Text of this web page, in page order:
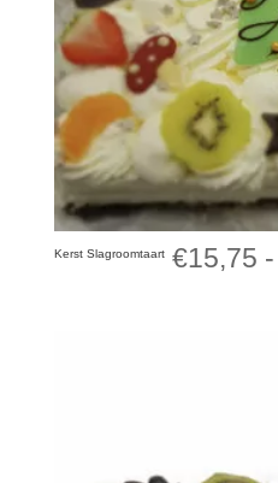
Kerst Slagroomtaart €15,75 -